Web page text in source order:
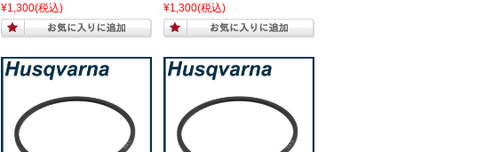
¥1,300(税込)
¥1,300(税込)